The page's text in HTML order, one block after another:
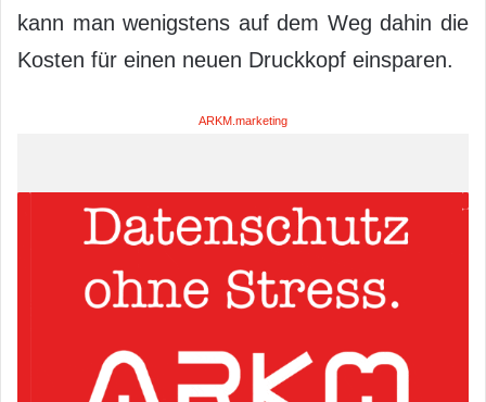
kann man wenigstens auf dem Weg dahin die
Kosten für einen neuen Druckkopf einsparen.
ARKM.marketing